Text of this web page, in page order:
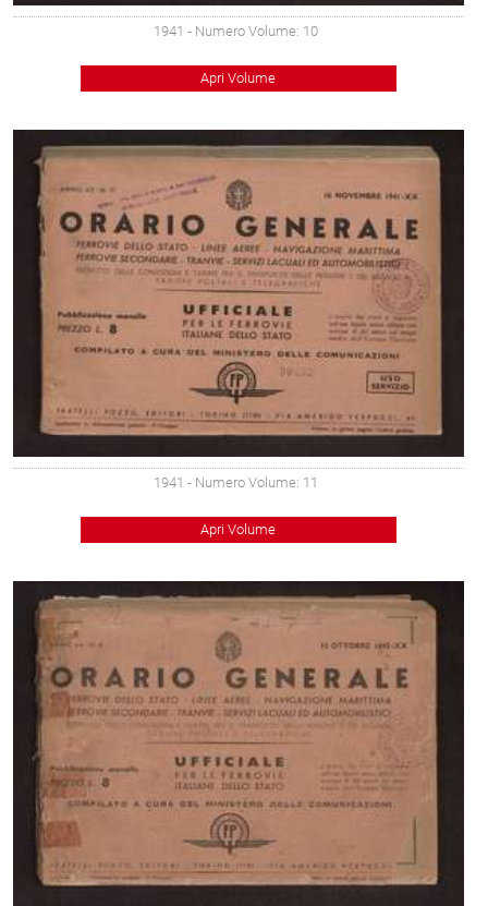
1941 - Numero Volume: 10
Apri Volume
1941 - Numero Volume: 11
Apri Volume